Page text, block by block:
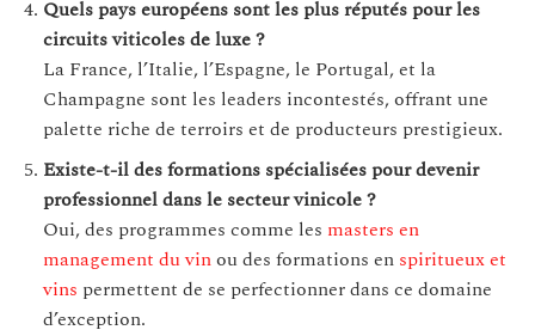
Quels pays européens sont les plus réputés pour les
circuits viticoles de luxe ?
La France, l’Italie, l’Espagne, le Portugal, et la
Champagne sont les leaders incontestés, offrant une
palette riche de terroirs et de producteurs prestigieux.
Existe-t-il des formations spécialisées pour devenir
professionnel dans le secteur vinicole ?
Oui, des programmes comme les masters en
management du vinou des formations en spiritueux et
vins permettent de se perfectionner dans ce domaine
d’exception.